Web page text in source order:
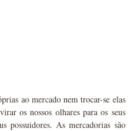
ao mercado nem trocar-se elas
os nossos olhares para os seus
possuidores. As mercadorias são